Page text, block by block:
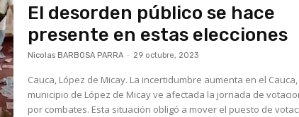
El desorden público se hace
presente en estas elecciones
Nicolas BARBOSA PARRA - 29 octubre, 2023
Cauca, López de Micay. La incertidumbre aumenta en el Cauca, el
municipio de López de Micay ve afectada la jornada de
por combates. Esta situación obligó a mover el puesto de